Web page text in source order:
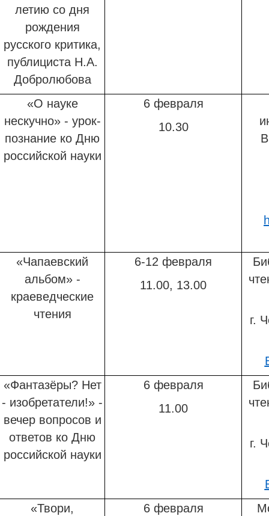
летию со дня
рождения
русского критика,
публициста Н.А.
Добролюбова
«О науке
нескучно» - урок-
познание ко Дню
российской науки
6 февраля
10.30
«Чапаевский
альбом» -
краеведческие
чтения
6-12 февраля
11.00, 13.00
г.
«Фантазёры? Нет
- изобретатели!» -
вечер вопросов и
ответов ко Дню
российской науки
6 февраля
11.00
г.
«Твори,
6 февраля